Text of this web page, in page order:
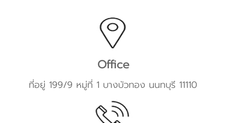
Office
ที่อยู่ 199/9 หมู่ที่ 1 บางบัวทอง นนทบุรี 11110